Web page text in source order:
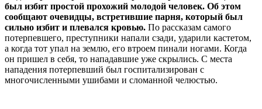
был избит простой прохожий молодой человек. Об этом
сообщают очевидцы, встретившие парня, который был
сильно избит и плевался кровью. По рассказам самого
потерпевшего, преступники напали сзади, ударили кастетом,
а когда тот упал на землю, его втроем пинали ногами. Когда
он пришел в себя, то нападавшие уже скрылись. С места
нападения потерпевший был госпитализирован с
многочисленными ушибами и сломанной челюстью.